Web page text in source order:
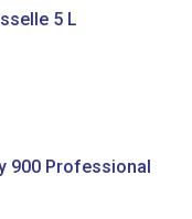
5 L
900 Professional